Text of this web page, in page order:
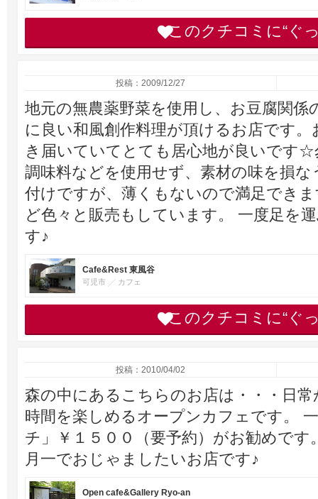
このクチコミに“ぐ
投稿：2009/12/27
地元の無農薬野菜を使用し、お豆腐関
に良い和風創作料理が頂けるお店です
き届いていてとても居心地が良いです
調味料などを使用せず、素材の味を損
付けですが、薄くもないので満足でき
ど色々と販売もしています。 一度足を
す♪
Cafe&Rest 東風谷
可児市 カフェ
このクチコミに“ぐ
投稿：2010/04/02
森の中にあるこちらのお店は・・・日
時間を楽しめるオープンカフェです。
チ」￥１５００（要予約）がお勧めで
月一でおじゃましたいお店です♪
Open cafe&Gallery Ryo-an